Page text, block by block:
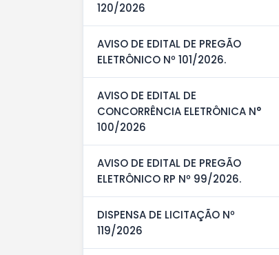
120/2026
AVISO DE EDITAL DE PREGÃO
ELETRÔNICO Nº 101/2026.
AVISO DE EDITAL DE
CONCORRÊNCIA ELETRÔNICA N°
100/2026
AVISO DE EDITAL DE PREGÃO
ELETRÔNICO RP Nº 99/2026.
DISPENSA DE LICITAÇÃO Nº
119/2026